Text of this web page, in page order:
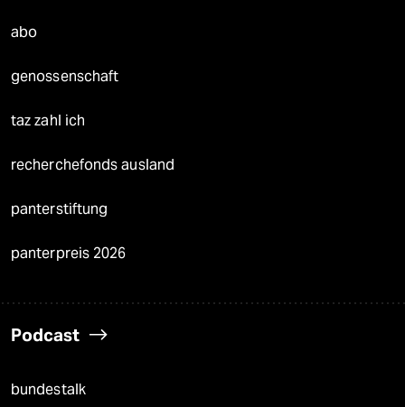
abo
genossenschaft
taz zahl ich
recherchefonds ausland
panterstiftung
panterpreis 2026
Podcast
bundestalk